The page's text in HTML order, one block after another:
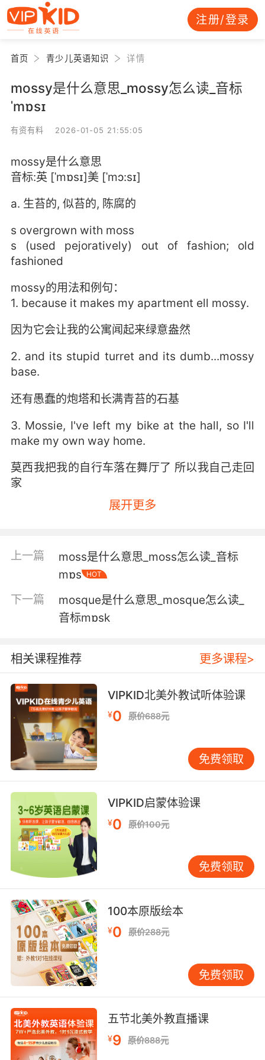
注册/登录
首页 青少儿英语知识 详情
mossy是什么意思_mossy怎么读_音标
ˈmɒsɪ
有资有料 2026-01-05 21:55:05
mossy是什么意思
音标:英 [ˈmɒsɪ]美 [ˈmɔ:sɪ]
a. 生苔的, 似苔的, 陈腐的
s overgrown with moss
s (used pejoratively) out of fashion; old
fashioned
mossy的用法和例句：
1. because it makes my apartment ell mossy.
因为它会让我的公寓闻起来绿意盎然
2. and its stupid turret and its dumb...mossy
base.
还有愚蠢的炮塔和长满青苔的石基
3. Mossie, I've left my bike at the hall, so I'll
make my own way home.
莫西我把我的自行车落在舞厅了 所以我自己走回
家
4. So, I swallow my hunger and I take my
我强忍住饥饿 把我的面包 放到了块长满苔藓的石
头上 然后我在一旁睡下了
5. So this mossy, muddy, leafy, rootyarm
description sounds like something out of an
这个长满苔藓 沾满烂泥又多叶臂肢的形容 听来像
是做有预警的环境噩梦时 才会有的东西
展开更多
上一篇
moss是什么意思_moss怎么读_音标
mɒs
HOT
下一篇
mosque是什么意思_mosque怎么读_
音标mɒsk
相关课程推荐 更多课程>
VIPKID北美外教试听体验课
¥0 原价688元
免费领取
VIPKID启蒙体验课
¥0 原价100元
免费领取
100本原版绘本
¥0 原价288元
免费领取
五节北美外教直播课
¥9 原价888元